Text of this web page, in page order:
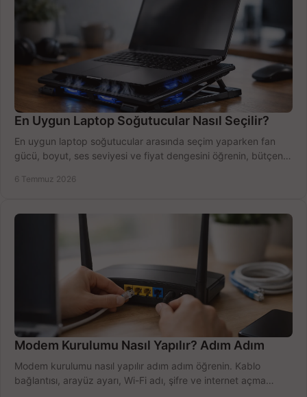
En Uygun Laptop Soğutucular Nasıl Seçilir?
En uygun laptop soğutucular arasında seçim yaparken fan
gücü, boyut, ses seviyesi ve fiyat dengesini öğrenin, bütçenizi
6 Temmuz 2026
Modem Kurulumu Nasıl Yapılır? Adım Adım
Modem kurulumu nasıl yapılır adım adım öğrenin. Kablo
bağlantısı, arayüz ayarı, Wi-Fi adı, şifre ve internet açma